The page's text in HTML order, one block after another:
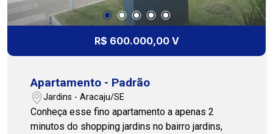
R$ 600.000,00 V
Apartamento - Padrão
Jardins - Aracaju/SE
Conheça esse fino apartamento a apenas 2
minutos do shopping jardins no bairro jardins,